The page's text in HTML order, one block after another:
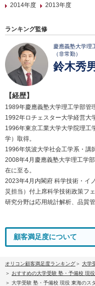
2014年度
2013年度
ランキング監修
慶應義塾大学理
（非常勤）
鈴木秀
【経歴】
1989年慶應義塾大学理工学部管
1992年ロチェスター大学経営大
1996年東京工業大学大学院理工
学）取得。
1996年筑波大学社会工学系・講
2008年4月慶應義塾大学理工学
在に至る。
2023年4月内閣府 科学技術・イ
災担当）付上席科学技術政策フ
研究分野は応用統計解析、品質
顧客満足度について
オリコン顧客満足度ランキング
大学
おすすめの大学受験 塾・予備校 現
大学受験 塾・予備校 現役 東海のス